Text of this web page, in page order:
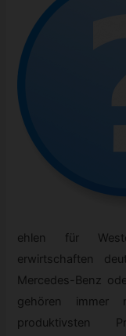
ehlen für
erwirtschaften
Mercedes-Benz
gehören immer
produktivsten